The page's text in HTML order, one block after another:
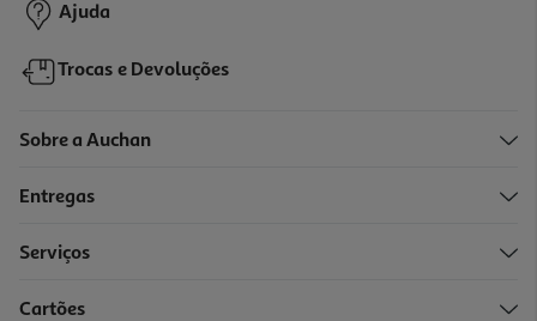
-20%
Ajuda
Trocas e Devoluções
Sobre a Auchan
Entregas
Serviços
Cartões